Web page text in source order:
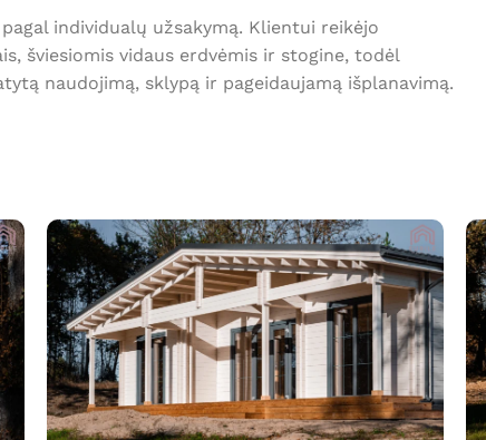
individualų užsakymą. Klientui reikėjo
šviesiomis vidaus erdvėmis ir stogine, todėl
naudojimą, sklypą ir pageidaujamą išplanavimą.